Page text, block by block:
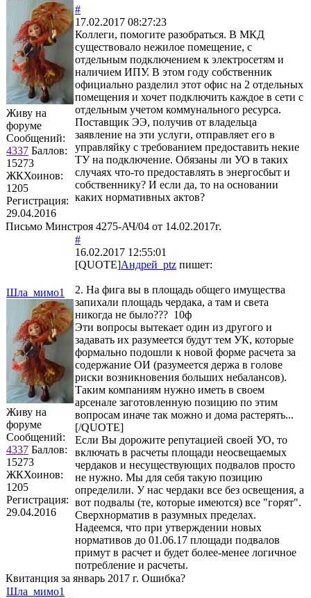
Живу на
форуме
Сообщений:
4337 Баллов:
15273
ЖКХоинов:
1205
Регистрация:
29.04.2016
#
17.02.2017 08:27:23
Коллеги, помогите разобраться. В МКД
существовало нежилое помещение, с
отдельным подключением к электросетям и
наличием ИПУ. В этом году собственник
официально разделил этот офис на 2 отдельных
помещения и хочет подключить каждое в сети с
отдельным учетом коммунального ресурса.
Поставщик ЭЭ, получив от владельца
заявление на эти услуги, отправляет его в
управляйку с требованием предоставить некие
ТУ на подключение. Обязаны ли УО в таких
случаях что-то предоставлять в энергосбыт и
собственнику? И если да, то на основании
каких нормативных актов?
Письмо Минстроя 4275-АЧ/04 от 14.02.2017г.
Шла_мимо1
Живу на
форуме
Сообщений:
4337 Баллов:
15273
ЖКХоинов:
1205
Регистрация:
29.04.2016
#
16.02.2017 12:55:01
[QUOTE]Андрей_ptz пишет:
2. На фига вы в площадь общего имущества
запихали площадь чердака, а там и света
никогда не было??? 10ф
Эти вопросы вытекает один из другого и
задавать их разумеется будут тем УК, которые
формально подошли к новой форме расчета за
содержание ОИ (разумеется держа в голове
риски возникновения больших небалансов).
Таким компаниям нужно иметь в своем
арсенале заготовленную позицию по этим
вопросам иначе так можно и дома растерять...
[/QUOTE]
Если Вы дорожите репутацией своей УО, то
включать в расчеты площади неосвещаемых
чердаков и несуществующих подвалов просто
не нужно. Мы для себя такую позицию
определили. У нас чердаки все без освещения, а
вот подвалы (те, которые имеются) все "горят".
Сверхнорматив в разумных пределах.
Надеемся, что при утверждении новых
нормативов до 01.06.17 площади подвалов
примут в расчет и будет более-менее логичное
потребление и расчеты.
Квитанция за январь 2017 г. Ошибка?
Шла_мимо1